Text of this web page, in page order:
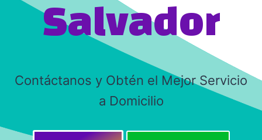
Salvador
Contáctanos y Obtén el Mejor Servicio
a Domicilio